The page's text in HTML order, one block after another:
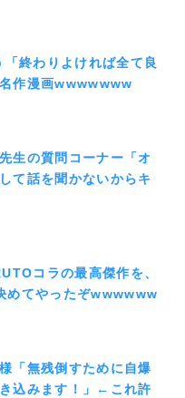
終わりよければ全て良
作漫画wwwwwww
生の質問コーナー「オ
て話を聞かないからキ
コラの最高傑作を、
めてやったぞwwwwww
「無残倒すために自爆
込みます！」←これ許